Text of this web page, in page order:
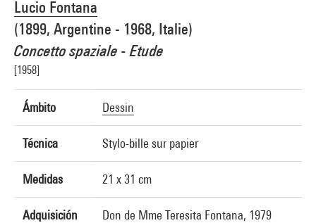
Lucio Fontana
(1899, Argentine - 1968, Italie)
Concetto spaziale - Etude
[1958]
Ámbito Dessin
Técnica Stylo-bille sur papier
Medidas 21 x 31 cm
Adquisición Don de Mme Teresita Fontana, 1979
© Fondation Lucio Fontana, Milano / by SIAE / Adagp, Paris
Créditos fotográficos : Centre Pompidou, MNAM-CCI/Philippe Migeat/Dist.
GrandPalaisRmn
Referencia de la imagen : 4N62966
Difusión de la imagen :